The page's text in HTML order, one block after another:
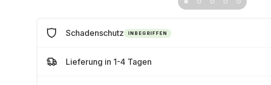
Schadenschutz INBEGRIFFEN
Lieferung in 1-4 Tagen